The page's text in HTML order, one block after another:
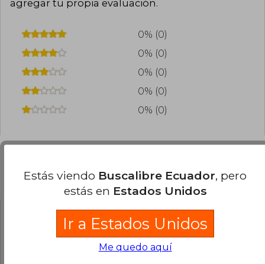
agregar tu propia evaluación.
0% (0)
0% (0)
0% (0)
0% (0)
0% (0)
Preguntas frecuentes sobre el libro
¿El libro es original?
Todos los libros de nuestro
Estás viendo Buscalibre Ecuador, pero
estás en Estados Unidos
Ir a Estados Unidos
Me quedo aquí